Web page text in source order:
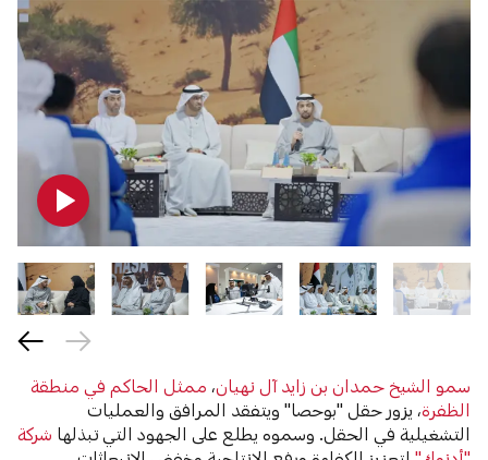
سمو الشيخ حمدان بن زايد آل نهيان، ممثل الحاكم في منطقة
الظفرة، يزور حقل "بوحصا" ويتفقد المرافق والعمليات
التشغيلية في الحقل. وسموه يطلع على الجهود التي تبذلها شركة